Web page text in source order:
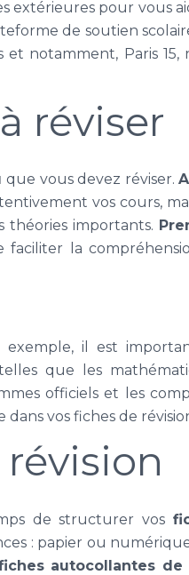
extérieures pour vous
de soutien
notamment, Paris 15,
réviser
que vous devez réviser.
vos cours,
théories importants.
la
exemple, il est
que les
officiels et les
vos fiches de
de structurer vos
: papier ou
autocollantes de